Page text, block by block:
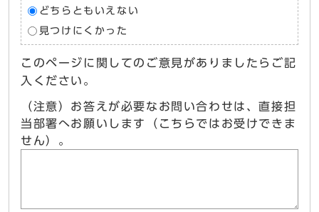
どちらともいえない
見つけにくかった
このページに関してのご意見がありましたらご記
入ください。
（注意）お答えが必要なお問い合わせは、直接担
当部署へお願いします（こちらではお受けできま
せん）。